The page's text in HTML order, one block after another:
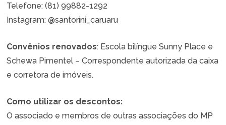
Telefone: (81) 99882-1292
Instagram: @santorini_caruaru
Convênios renovados: Escola bilíngue Sunny Place e
Schewa Pimentel – Correspondente autorizada da caixa
e corretora de imóveis.
Como utilizar os descontos:
O associado e membros de outras associações do MP